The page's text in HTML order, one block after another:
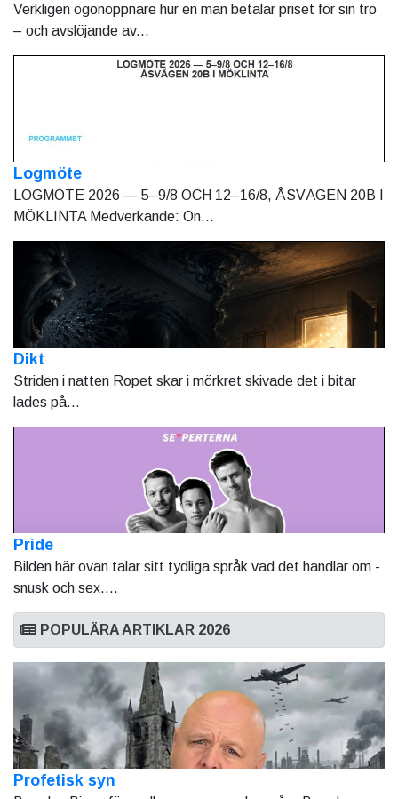
Verkligen ögonöppnare hur en man betalar priset för sin tro
– och avslöjande av...
Logmöte
LOGMÖTE 2026 — 5–9/8 OCH 12–16/8, ÅSVÄGEN 20B I
MÖKLINTA Medverkande: On...
Dikt
Striden i natten Ropet skar i mörkret skivade det i bitar
lades på...
Pride
Bilden här ovan talar sitt tydliga språk vad det handlar om -
snusk och sex....
POPULÄRA ARTIKLAR 2026
Profetisk syn